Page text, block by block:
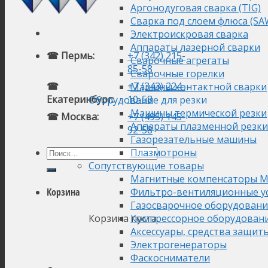
☎ Пермь:
+7 (342) 215-
85-58
☎
Екатеринбург:
+7 (343) 224-
10-58
☎ Москва:
+7 (495) 145-
92-58
Корзина
Корзина пуста.
Аргонодуговая сварка (TIG)
Сварка под слоем флюса
Электроискровая сварка
Аппараты лазерной сварки
Сварочные агрегаты
Сварочные горелки
Машины контактной сварки
Оборудование для резки
Машины термической резки
Аппараты плазменной резки
Газорезательные машины
Плазмотроны
Сопутствующие товары
Магнитные компенсаторы
Фильтро-вентиляционные
Газосварочное
Компрессорное
Аксессуары, средства
Электрогенераторы
Фаскосниматели